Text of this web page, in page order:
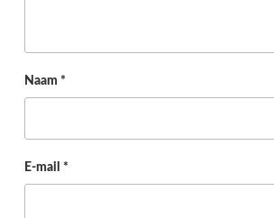
Naam *
E-mail *